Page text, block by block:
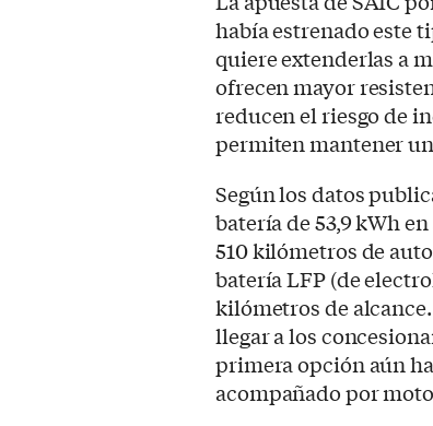
había estrenado este
quiere extenderlas a
ofrecen mayor
reducen el riesgo de
permiten mantener
Según los datos
batería de 53,9 kWh
510 kilómetros de
batería LFP (de
kilómetros de
llegar a los
primera opción aún
acompañado por